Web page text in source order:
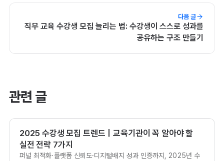
다음 글
직무 교육 수강생 모집 늘리는 법: 수강생이 스스로 성과를
공유하는 구조 만들기
관련 글
2025 수강생 모집 트렌드｜교육기관이 꼭 알아야 할
실전 전략 7가지
퍼널 최적화·플랫폼 신뢰도·디지털배지 성과 인증까지, 2025년 수